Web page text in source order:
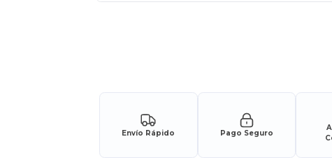
Envío Rápido Pago Seguro